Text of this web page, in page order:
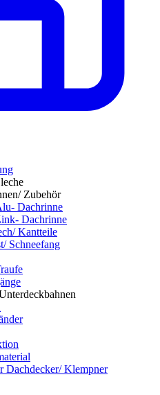
Zubehör
Dachrinne
Dachrinne
Kantteile
Schneefang
Dachdecker/ Klempner